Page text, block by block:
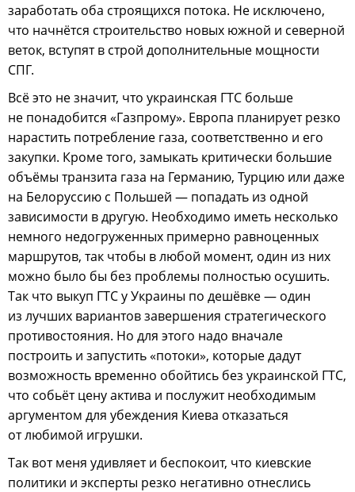
заработать оба строящихся потока. Не исключено,
что начнётся строительство новых южной и северной
веток, вступят в строй дополнительные мощности
СПГ.
Всё это не значит, что украинская ГТС больше
не понадобится «Газпрому». Европа планирует резко
нарастить потребление газа, соответственно и его
закупки. Кроме того, замыкать критически большие
объёмы транзита газа на Германию, Турцию или даже
на Белоруссию с Польшей — попадать из одной
зависимости в другую. Необходимо иметь несколько
немного недогруженных примерно равноценных
маршрутов, так чтобы в любой момент, один из них
можно было бы без проблемы полностью осушить.
Так что выкуп ГТС у Украины по дешёвке — один
из лучших вариантов завершения стратегического
противостояния. Но для этого надо вначале
построить и запустить «потоки», которые дадут
возможность временно обойтись без украинской ГТС,
что собьёт цену актива и послужит необходимым
аргументом для убеждения Киева отказаться
от любимой игрушки.
Так вот меня удивляет и беспокоит, что киевские
политики и эксперты резко негативно отнеслись